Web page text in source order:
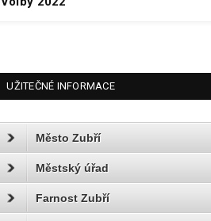
UŽITEČNÉ INFORMACE
Město Zubří
Městský úřad
Farnost Zubří